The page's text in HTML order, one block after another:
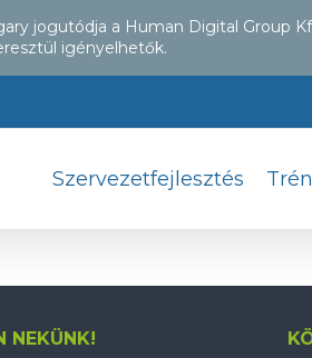
Szervezetfejlesztés
NEKÜNK!
jogutódja a Human Digital Group
igényelhetők.